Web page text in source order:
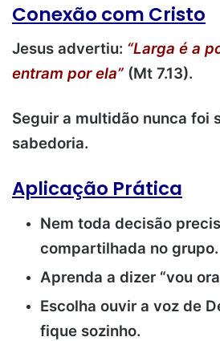
Conexão com Cristo
Jesus advertiu: “Larga é a
entram por ela” (Mt 7.13).
Seguir a multidão nunca foi
sabedoria.
Aplicação Prática
Nem toda decisão
compartilhada no grupo.
Aprenda a dizer “vou
Escolha ouvir a voz de
fique sozinho.